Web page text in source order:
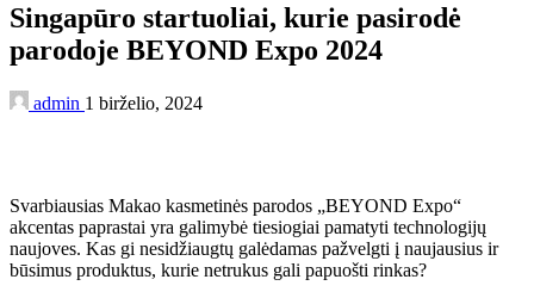
Singapūro startuoliai, kurie pasirodė
parodoje BEYOND Expo 2024
admin 1 birželio, 2024
Svarbiausias Makao kasmetinės parodos „BEYOND Expo“
akcentas paprastai yra galimybė tiesiogiai pamatyti technologijų
naujoves. Kas gi nesidžiaugtų galėdamas pažvelgti į naujausius ir
būsimus produktus, kurie netrukus gali papuošti rinkas?